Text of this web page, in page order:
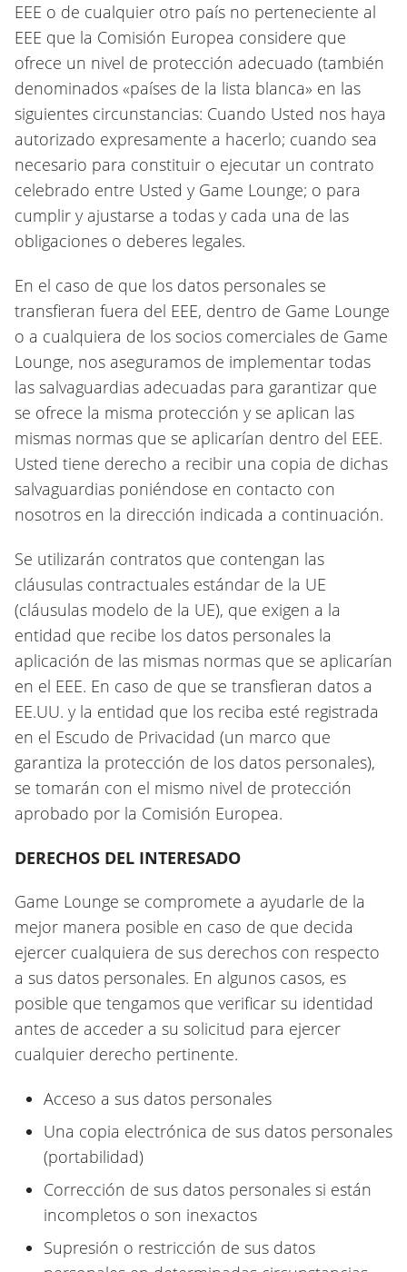
EEE o de cualquier otro país no perteneciente al
EEE que la Comisión Europea considere que
ofrece un nivel de protección adecuado (también
denominados «países de la lista blanca» en las
siguientes circunstancias: Cuando Usted nos haya
autorizado expresamente a hacerlo; cuando sea
necesario para constituir o ejecutar un contrato
celebrado entre Usted y Game Lounge; o para
cumplir y ajustarse a todas y cada una de las
obligaciones o deberes legales.
En el caso de que los datos personales se
transfieran fuera del EEE, dentro de Game Lounge
o a cualquiera de los socios comerciales de Game
Lounge, nos aseguramos de implementar todas
las salvaguardias adecuadas para garantizar que
se ofrece la misma protección y se aplican las
mismas normas que se aplicarían dentro del EEE.
Usted tiene derecho a recibir una copia de dichas
salvaguardias poniéndose en contacto con
nosotros en la dirección indicada a continuación.
Se utilizarán contratos que contengan las
cláusulas contractuales estándar de la UE
(cláusulas modelo de la UE), que exigen a la
entidad que recibe los datos personales la
aplicación de las mismas normas que se aplicarían
en el EEE. En caso de que se transfieran datos a
EE.UU. y la entidad que los reciba esté registrada
en el Escudo de Privacidad (un marco que
garantiza la protección de los datos personales),
se tomarán con el mismo nivel de protección
aprobado por la Comisión Europea.
DERECHOS DEL INTERESADO
Game Lounge se compromete a ayudarle de la
mejor manera posible en caso de que decida
ejercer cualquiera de sus derechos con respecto
a sus datos personales. En algunos casos, es
posible que tengamos que verificar su identidad
antes de acceder a su solicitud para ejercer
cualquier derecho pertinente.
Acceso a sus datos personales
Una copia electrónica de sus datos personales
(portabilidad)
Corrección de sus datos personales si están
incompletos o son inexactos
Supresión o restricción de sus datos